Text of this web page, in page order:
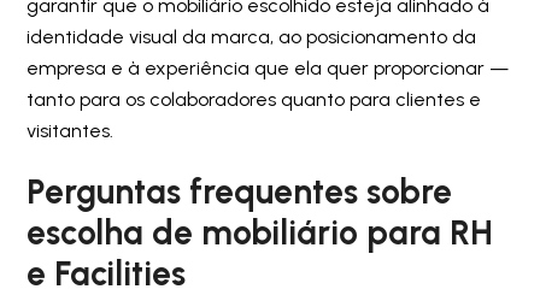
garantir que o mobiliário escolhido esteja alinhado à
identidade visual da marca, ao posicionamento da
empresa e à experiência que ela quer proporcionar —
tanto para os colaboradores quanto para clientes e
visitantes.
Perguntas frequentes sobre
escolha de mobiliário para RH
e Facilities